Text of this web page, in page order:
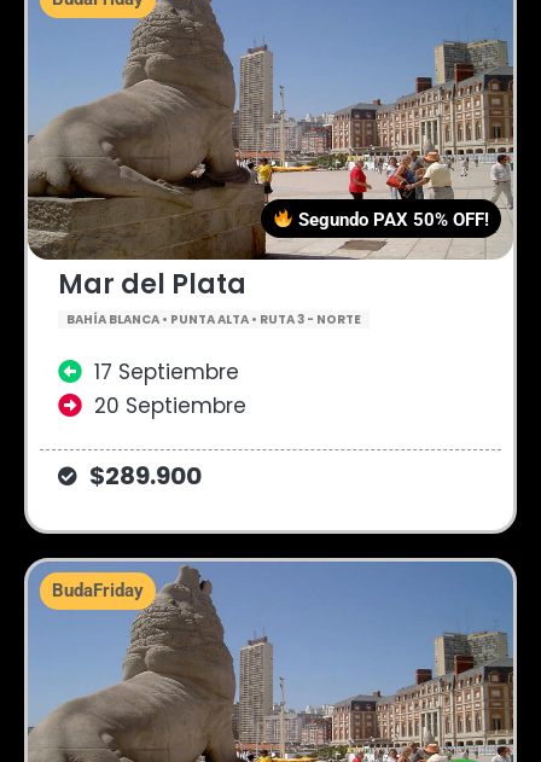
Mar del Plata
BAHÍA BLANCA • PUNTA ALTA • RUTA 3 - NORTE
17 Septiembre
20 Septiembre
$289.900
Segundo PAX 50% OFF!
BudaFriday